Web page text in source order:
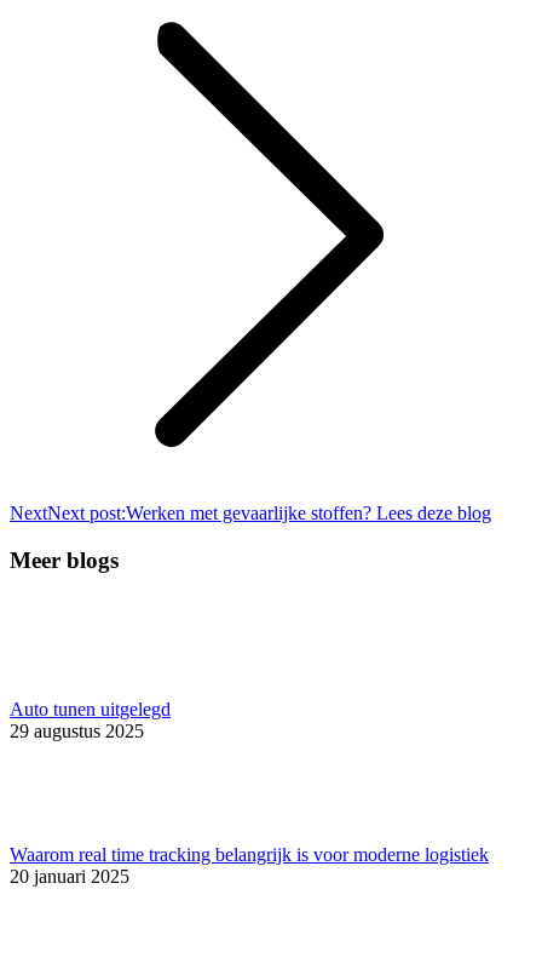
NextNext post:Werken met gevaarlijke stoffen? Lees deze blog
Meer blogs
Auto tunen uitgelegd
29 augustus 2025
Waarom real time tracking belangrijk is voor moderne logistiek
20 januari 2025